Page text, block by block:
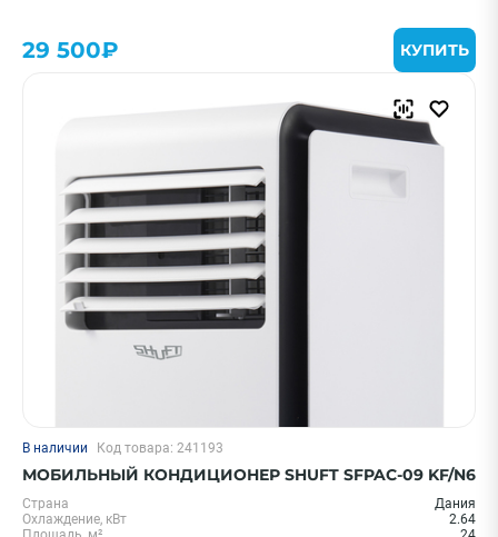
29 500₽ КУПИТЬ
В наличии Код товара: 241193
МОБИЛЬНЫЙ КОНДИЦИОНЕР SHUFT SFPAC-09 KF/N6
Страна
Дания
Охлаждение, кВт
2.64